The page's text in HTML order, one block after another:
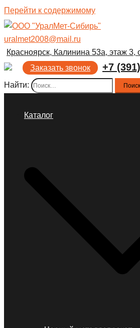
Перейти к содержимому
uralmet2008@mail.ru
Красноярск, Калинина 53а, этаж 3,
Заказать звонок
+7
Найти:
Каталог